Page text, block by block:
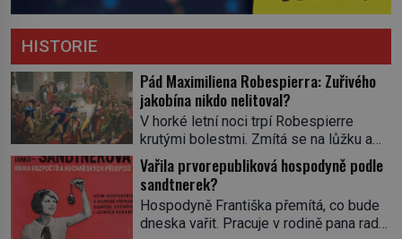
HISTORIE
Pád Maximiliena Robespierra: Zuřivého
jakobína nikdo nelitoval?
V horké letní noci trpí Robespierre
krutými bolestmi. Zmítá se na lůžku a
hlavou mu víří kolotoč myšlenek. Když
se probere z mdlob, vzpomene si na
jednu z pařížských jasnovidek, kterou
před lety navštívil. Prorokovala mu
tragický osud. Tehdy se jí vysmál.
Vařila prvorepubliková hospodyně podle
sandtnerek?
Hospodyně Františka přemítá, co bude
dneska vařit. Pracuje v rodině pana rady